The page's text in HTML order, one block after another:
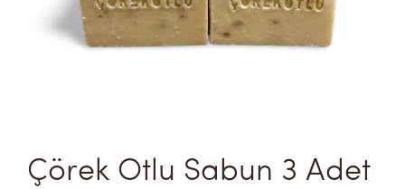
Çörek Otlu Sabun 3 Adet